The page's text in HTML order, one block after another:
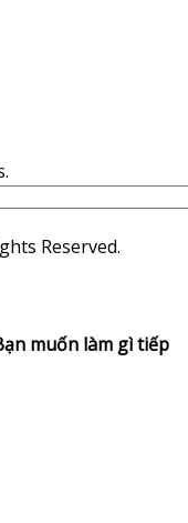
Reserved.
muốn làm gì tiếp